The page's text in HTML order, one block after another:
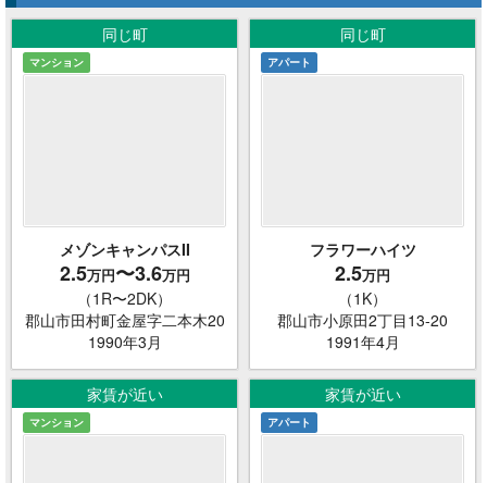
同じ町
マンション
メゾンキャンパスII
2.5万円〜3.6万円
（1R〜2DK）
郡山市田村町金屋字二本木20
1990年3月
同じ町
アパート
フラワーハイツ
2.5万円
（1K）
郡山市小原田2丁目13-20
1991年4月
家賃が近い
マンション
家賃が近い
アパート